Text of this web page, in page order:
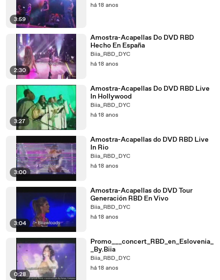
3:59
há 18 anos
2:30
Amostra-Acapellas Do DVD RBD
Hecho En España
Biia_RBD_DYC
há 18 anos
3:27
Amostra-Acapellas Do DVD RBD Live
In Hollywood
Biia_RBD_DYC
há 18 anos
3:00
Amostra-Acapellas do DVD RBD Live
In Rio
Biia_RBD_DYC
há 18 anos
3:04
Amostra-Acapellas do DVD Tour
Generación RBD En Vivo
Biia_RBD_DYC
há 18 anos
0:28
Promo___concert_RBD_en_Eslovenia_
_By.Biia
Biia_RBD_DYC
há 18 anos